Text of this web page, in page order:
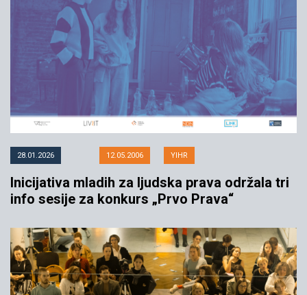
Inicijativa mladih za ljudska prava
tužila list Kurir
12.05.2006 YIHR
28.01.2026
Inicijativa mladih za ljudska prava održala tri
info sesije za konkurs „Prvo Prava“